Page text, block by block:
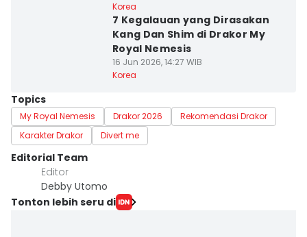
Korea
7 Kegalauan yang Dirasakan
Kang Dan Shim di Drakor My
Royal Nemesis
16 Jun 2026, 14:27 WIB
Korea
Topics
My Royal Nemesis Drakor 2026
Rekomendasi Drakor
Karakter Drakor
Divert me
Editorial Team
Editor
Debby Utomo
Tonton lebih seru di